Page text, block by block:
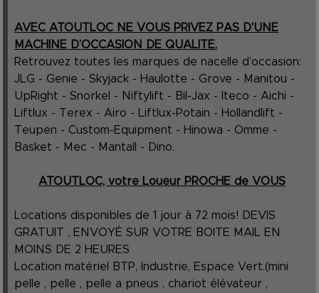
AVEC ATOUTLOC NE VOUS PRIVEZ PAS D'UNE
MACHINE D’OCCASION DE QUALITE.
Retrouvez toutes les marques de nacelle d’occasion:
JLG - Genie - Skyjack - Haulotte - Grove - Manitou -
UpRight - Snorkel - Niftylift - Bil-Jax - Iteco - Aichi -
Liftlux - Terex - Airo - Liftlux-Potain - Hollandlift -
Teupen - Custom-Equipment - Hinowa - Omme -
Basket - Mec - Mantall - Dino.
ATOUTLOC, votre Loueur PROCHE de VOUS
Locations disponibles de 1 jour à 72 mois! DEVIS
GRATUIT , ENVOYÉ SUR VOTRE BOITE MAIL EN
MOINS DE 2 HEURES
Location matériel BTP, Industrie, Espace Vert.(mini
pelle , pelle , pelle a pneus , chariot élévateur ,